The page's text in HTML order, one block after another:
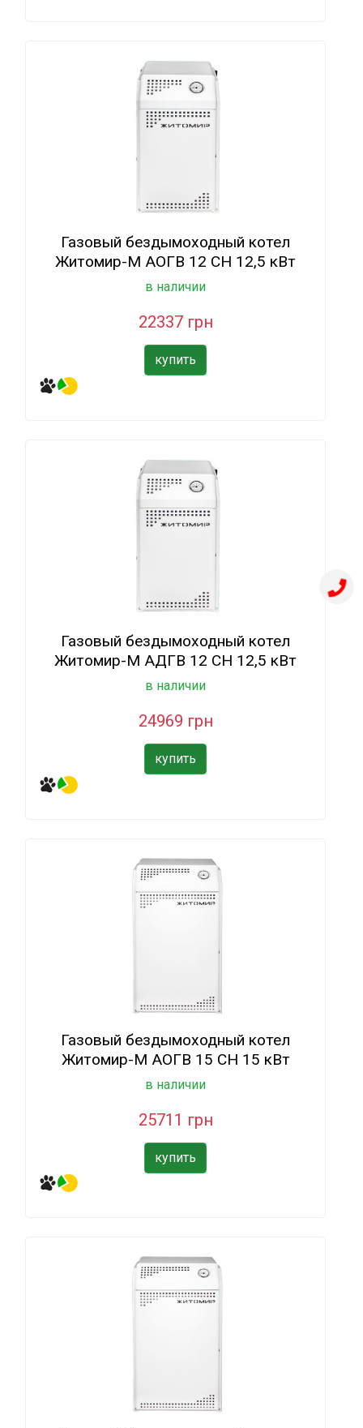
Газовый бездымоходный котел
Житомир-М АОГВ 12 СН 12,5 кВт
в наличии
22337 грн
купить
Газовый бездымоходный котел
Житомир-М АДГВ 12 СН 12,5 кВт
в наличии
24969 грн
купить
Газовый бездымоходный котел
Житомир-М АОГВ 15 СН 15 кВт
в наличии
25711 грн
купить